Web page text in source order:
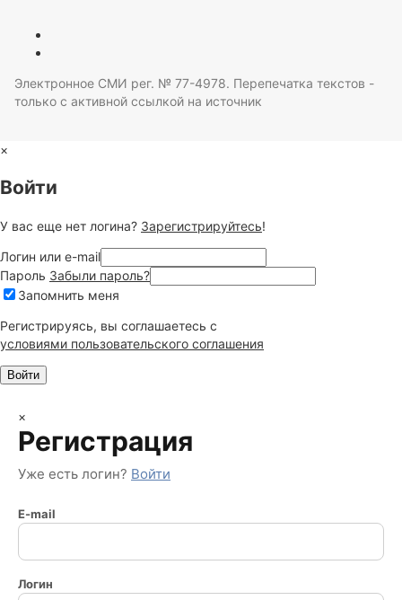
Электронное СМИ рег. № 77-4978. Перепечатка текстов -
только с активной ссылкой на источник
×
Войти
У вас еще нет логина? Зарегистрируйтесь!
Логин или e-mail
Пароль Забыли пароль?
Запомнить меня
Регистрируясь, вы соглашаетесь c
условиями пользовательского соглашения
×
Регистрация
Уже есть логин? Войти
E-mail
Логин